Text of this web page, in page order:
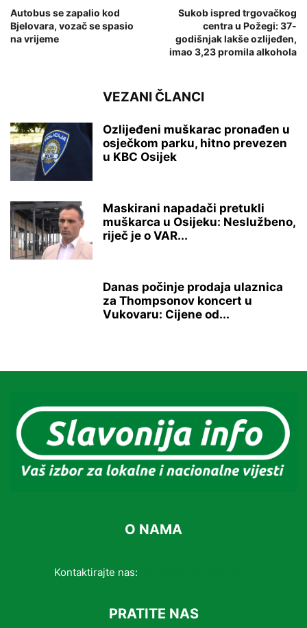
Autobus se zapalio kod
Bjelovara, vozač se spasio
na vrijeme
Sukob ispred trgovačkog
centra u Požegi: 37-
godišnjak lakše ozlijeđen,
imao 3,23 promila alkohola
VEZANI ČLANCI
Ozlijeđeni muškarac pronađen u
osječkom parku, hitno prevezen
u KBC Osijek
Maskirani napadači pretukli
muškarca u Osijeku: Neslužbeno,
riječ je o VAR...
Danas počinje prodaja ulaznica
za Thompsonov koncert u
Vukovaru: Cijene od...
O NAMA
Kontaktirajte nas:
PRATITE NAS